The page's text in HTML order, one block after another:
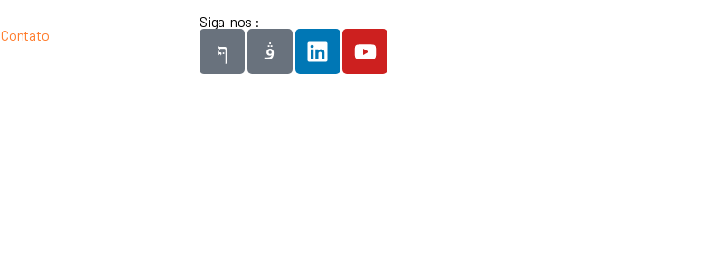
Contato
Siga-nos :